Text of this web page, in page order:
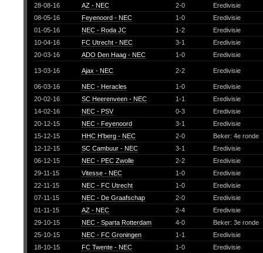
28-08-16
AZ - NEC 2-0
Eredivisie
08-05-16
Feyenoord - NEC 1-0
Eredivisie
01-05-16
NEC - Roda JC 1-2
Eredivisie
10-04-16
FC Utrecht - NEC 3-1
Eredivisie
20-03-16
ADO Den Haag - NEC 1-0 Eredivisie
13-03-16 Ajax - NEC 2-2 Eredivisie
06-03-16 NEC - Heracles 1-0
Eredivisie
20-02-16
SC Heerenveen - NEC 1-1
Eredivisie
14-02-16
NEC - PSV 0-3
Eredivisie
20-12-15
NEC - Feyenoord 3-1
Eredivisie
15-12-15
HHC H'berg - NEC 2-0
Beker: 4e ronde
12-12-15
SC Cambuur - NEC 3-1
Eredivisie
06-12-15
NEC - PEC Zwolle 2-2
Eredivisie
29-11-15
Vitesse - NEC 1-0
Eredivisie
22-11-15
NEC - FC Utrecht 1-0
Eredivisie
07-11-15
NEC - De Graafschap 2-0
Eredivisie
01-11-15
AZ - NEC 2-4
Eredivisie
29-10-15
NEC - Sparta Rotterdam 4-0
Beker: 3e ronde
25-10-15
NEC - FC Groningen 1-1
Eredivisie
18-10-15
FC Twente - NEC 1-0
Eredivisie